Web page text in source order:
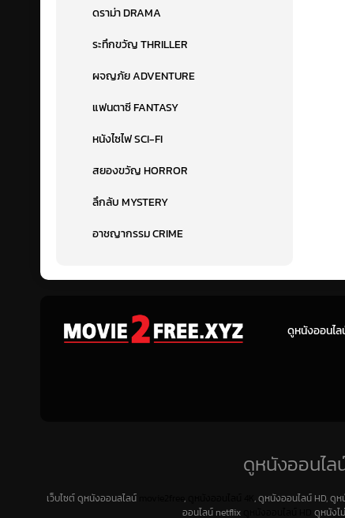
ดราม่า DRAMA
ระทึกขวัญ THRILLER
ผจญภัย ADVENTURE
แฟนตาซี FANTASY
หนังไซไฟ SCI-FI
สยองขวัญ HORROR
ลึกลับ MYSTERY
อาชญากรรม CRIME
ดูหนังออนไล
ดูหนังออนไล
เว็บไซต์ ดูหนังออนลไลน์ ,
, ดูหนังออนไลน์ HD, ดู
ออนไลน์ netflix
ดูหนังไ